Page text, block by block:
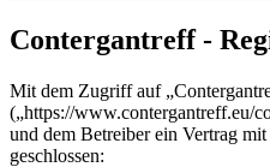
Contergantreff -
Mit dem Zugriff auf
(„https://www.contergantreff.eu/
und dem Betreiber ein Vertrag
geschlossen: